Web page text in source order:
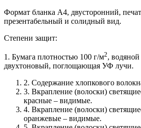
Формат бланка А4, двусторонний,
презентабельный и солидный вид.
Степени защит:
1. Бумага плотностью 100 г/м2,
двухтоновый, поглощающая УФ лучи.
2. Содержание хлопкового
3. Вкрапление (волоски)
красные – видимые.
4. Вкрапление (волоски)
оранжевые – видимые.